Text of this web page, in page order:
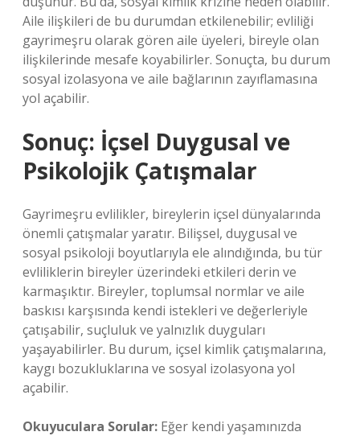
Aile ilişkileri de bu durumdan etkilenebilir; evliliği
gayrimeşru olarak gören aile üyeleri, bireyle olan
ilişkilerinde mesafe koyabilirler. Sonuçta, bu durum
sosyal izolasyona ve aile bağlarının zayıflamasına
yol açabilir.
Sonuç: İçsel Duygusal ve
Psikolojik Çatışmalar
Gayrimeşru evlilikler, bireylerin içsel dünyalarında
önemli çatışmalar yaratır. Bilişsel, duygusal ve
sosyal psikoloji boyutlarıyla ele alındığında, bu tür
evliliklerin bireyler üzerindeki etkileri derin ve
karmaşıktır. Bireyler, toplumsal normlar ve aile
baskısı karşısında kendi istekleri ve değerleriyle
çatışabilir, suçluluk ve yalnızlık duyguları
yaşayabilirler. Bu durum, içsel kimlik çatışmalarına,
kaygı bozukluklarına ve sosyal izolasyona yol
açabilir.
Okuyuculara Sorular: Eğer kendi yaşamınızda